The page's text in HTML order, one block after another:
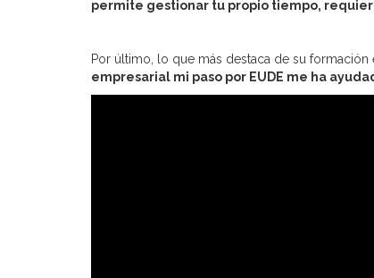
permite gestionar tu propio tiempo,
Por último, lo que más destaca de su
empresarial mi paso por EUDE me ha